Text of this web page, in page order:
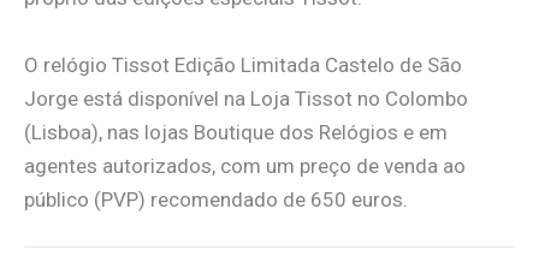
O relógio Tissot Edição Limitada Castelo de São
Jorge está disponível na Loja Tissot no Colombo
(Lisboa), nas lojas Boutique dos Relógios e em
agentes autorizados, com um preço de venda ao
público (PVP) recomendado de 650 euros.